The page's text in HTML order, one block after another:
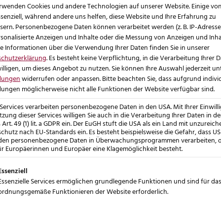
Slider oder Videos können sinnvoll sein,
visuelle Extra zahlt auf das Ziel ein. Manchmal
stärker, als sie in der Wahrnehmung gewinnt.
Feature-Sammeln.
der erste Blick fast immer auf die Medien.
oder aus dem Designprogramm sind für den
gestochen scharf aus, laden aber unnötige
Einsatzbereich zu exportieren. Ein Vorschaubild
Formate helfen, ohne sichtbaren
Entscheidend ist dabei nicht nur das Format,
Bild mit 3000 Pixeln hochlädt, obwohl auf der
die Seite ohne jeden Mehrwert.
Cookies und andere Technologien auf unserer Website. Einige
während andere uns helfen, diese Website und Ihre Erfahrung zu
Personenbezogene Daten können verarbeitet werden (z. B. IP-
Anzeigen und Inhalte oder die Messung von Anzeigen und
Informationen über die Verwendung Ihrer Daten finden Sie in unserer
.Es besteht keine Verpflichtung, in die Verarbeitung Ihrer
um dieses Angebot zu nutzen.Sie können Ihre Auswahl jederzeit
widerrufen oder anpassen.Bitte beachten Sie, dass aufgrund
möglicherweise nicht alle Funktionen der Website verfügbar sind.
verarbeiten personenbezogene Daten in den USA. Mit Ihrer
dieser Services willigen Sie auch in die Verarbeitung Ihrer Daten in
49 (1) lit. a GDPR ein. Der EuGH stuft die USA als ein Land mit
nach EU-Standards ein. Es besteht beispielsweise die Gefahr, dass
personenbezogene Daten in Überwachungsprogrammen verarbeiten,
Europäerinnen und Europäer eine Klagemöglichkeit besteht.
eine Liste der Service-Gruppen, für die eine
Services ermöglichen grundlegende Funktionen und sind für das
Funktionieren der Website erforderlich.